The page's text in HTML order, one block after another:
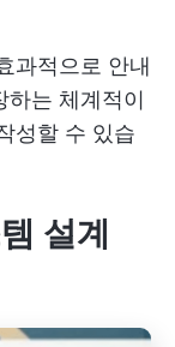
과적으로 안내
는 체계적이
성할 수 있습
설계